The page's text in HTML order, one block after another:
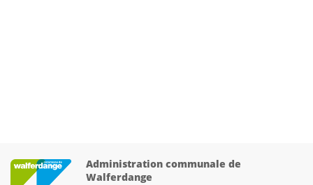
Administration communale de
Walferdange